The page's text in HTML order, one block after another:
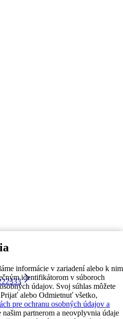
informácie v zariadení alebo k nim
identifikátorom v súboroch
údajov. Svoj súhlas môžete
alebo Odmietnuť všetko,
pre ochranu osobných údajov a
partnerom a neovplyvnia údaje